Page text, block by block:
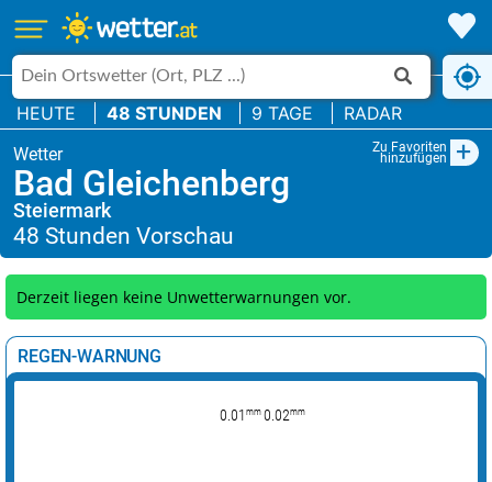
HEUTE 48 STUNDEN 9 TAGE RADAR
Zu Favoriten
hinzufügen +
Bad Gleichenberg
Steiermark
Derzeit liegen keine Unwetterwarnungen vor.
REGEN-WARNUNG
0.01 mm 0.02mm